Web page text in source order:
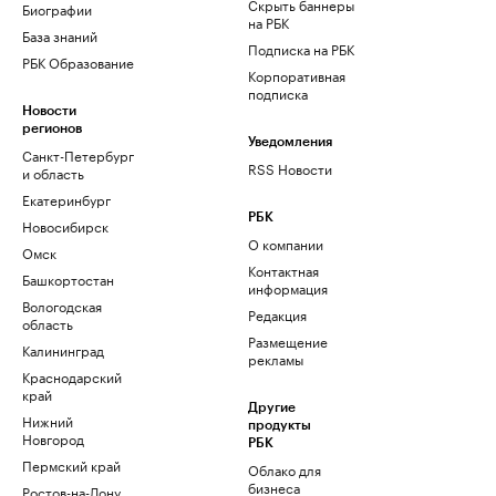
Биографии
База знаний
РБК Образование
Новости
регионов
Санкт-Петербург
и область
Екатеринбург
Новосибирск
Омск
Башкортостан
Вологодская
область
Калининград
Краснодарский
край
Нижний
Новгород
Пермский край
Ростов-на-Дону
на РБК
Подписка на РБК
Корпоративная
подписка
Уведомления
RSS Новости
РБК
О компании
Контактная
информация
Редакция
Размещение
рекламы
Другие
продукты
РБК
Облако для
бизнеса